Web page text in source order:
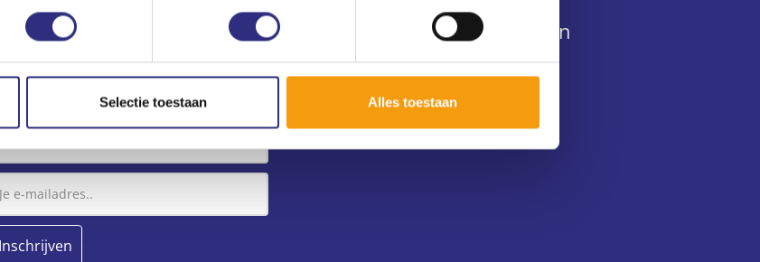
Selectie toestaan Alles toestaan
Nieuwsbrief Abonnement herroepen
Herroepingsformulier